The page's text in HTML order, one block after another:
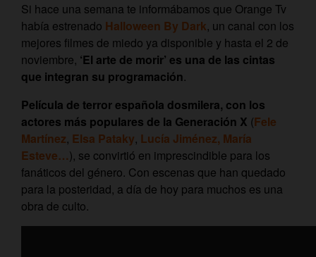
Si hace una semana te informábamos que Orange Tv
había estrenado Halloween By Dark, un canal con los
mejores filmes de miedo ya disponible y hasta el 2 de
noviembre, ‘El arte de morir’ es una de las cintas
que integran su programación.
Película de terror española dosmilera, con los
actores más populares de la Generación X (Fele
Martínez, Elsa Pataky, Lucía Jiménez, María
Esteve…), se convirtió en imprescindible para los
fanáticos del género. Con escenas que han quedado
para la posteridad, a día de hoy para muchos es una
obra de culto.